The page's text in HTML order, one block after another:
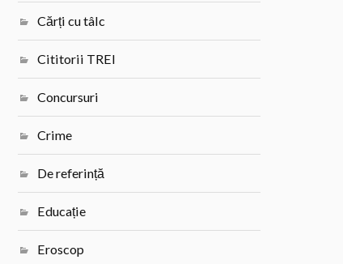
Cărți cu tâlc
Cititorii TREI
Concursuri
Crime
De referință
Educație
Eroscop